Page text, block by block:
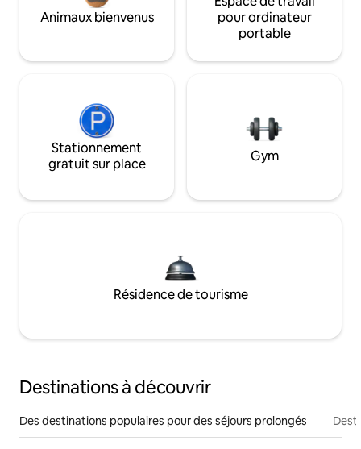
Animaux bienvenus
pour ordinateur
portable
Stationnement
gratuit sur place
Gym
Résidence de tourisme
Destinations à découvrir
Des destinations populaires pour des séjours prolongés